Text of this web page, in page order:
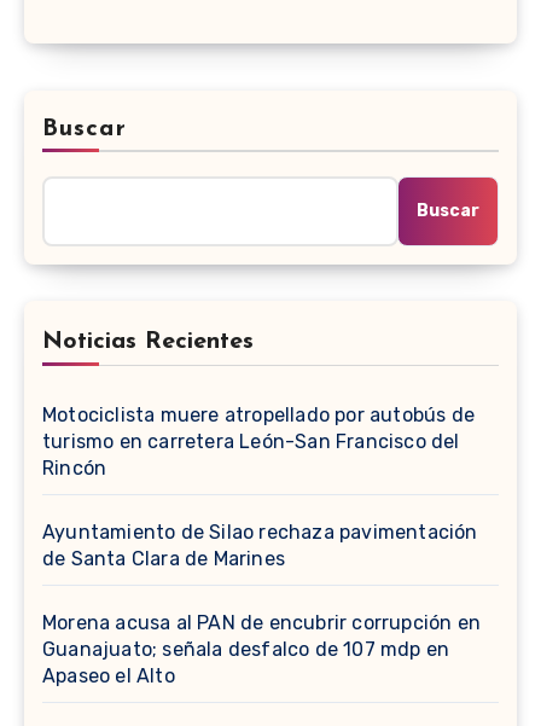
Buscar
Buscar
Noticias Recientes
Motociclista muere atropellado por autobús de
turismo en carretera León-San Francisco del
Rincón
Ayuntamiento de Silao rechaza pavimentación
de Santa Clara de Marines
Morena acusa al PAN de encubrir corrupción en
Guanajuato; señala desfalco de 107 mdp en
Apaseo el Alto